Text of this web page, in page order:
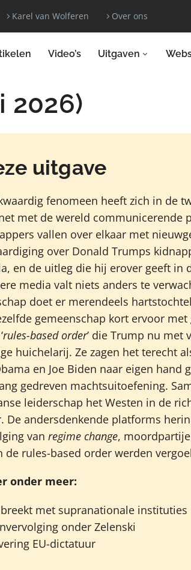
Karel van Wolferen Over ons
Video’s Uitgaven
2026)
uitgave
fenomeen heeft zich in de
met de wereld communicerende
vallen over elkaar met
over Donald Trumps
en de uitleg die hij erover geeft in
media valt niets anders te
doet er merendeels
gemeenschap kort ervoor
rules-based order’ die Trump nu met
huichelarij. Ze zagen het terecht
en Joe Biden naar eigen
gedreven machtsuitoefening.
leiderschap het Westen in de
De andersdenkende platforms
van regime change,
de rules-based order werden
onder meer:
met supranationale instituties
onder Zelenski
EU-dictatuur